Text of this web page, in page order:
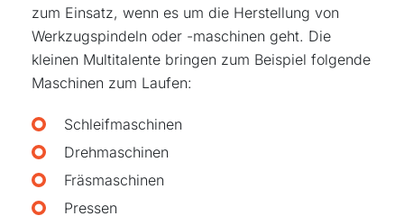
zum Einsatz, wenn es um die Herstellung von
Werkzugspindeln oder -maschinen geht. Die
kleinen Multitalente bringen zum Beispiel folgende
Maschinen zum Laufen:
Schleifmaschinen
Drehmaschinen
Fräsmaschinen
Pressen